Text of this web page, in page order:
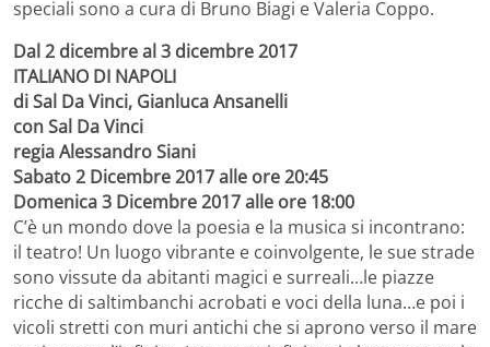
speciali sono a cura di Bruno Biagi e Valeria Coppo.
Dal 2 dicembre al 3 dicembre 2017
ITALIANO DI NAPOLI
di Sal Da Vinci, Gianluca Ansanelli
con Sal Da Vinci
regia Alessandro Siani
Sabato 2 Dicembre 2017 alle ore 20:45
Domenica 3 Dicembre 2017 alle ore 18:00
C’è un mondo dove la poesia e la musica si incontrano:
il teatro! Un luogo vibrante e coinvolgente, le sue strade
sono vissute da abitanti magici e surreali…le piazze
ricche di saltimbanchi acrobati e voci della luna…e poi i
vicoli stretti con muri antichi che si aprono verso il mare